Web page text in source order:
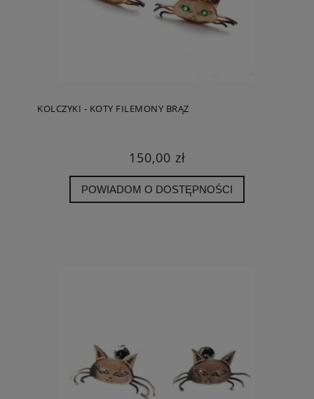
KOLCZYKI - KOTY FILEMONY BRĄZ
150,00 zł
POWIADOM O DOSTĘPNOŚCI